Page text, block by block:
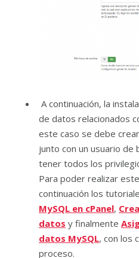
A continuación, la
de datos relacionados
este caso se debe
junto con un usuario de
tener todos los
Para poder realizar
continuación los
MySQL en cPanel,
datos y finalmente
datos MySQL, con los
proceso.